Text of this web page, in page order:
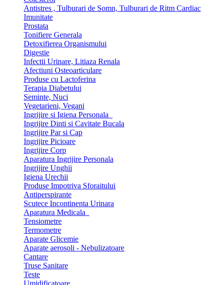
Antistres , Tulburari de Somn, Tulburari de Ritm Cardiac
Imunitate
Prostata
Tonifiere Generala
Detoxifierea Organismului
Digestie
Infectii Urinare, Litiaza Renala
Afectiuni Osteoarticulare
Produse cu Lactoferina
Terapia Diabetului
Seminte, Nuci
Vegetarieni, Vegani
Ingrijire si Igiena Personala
Ingrijire Dinti si Cavitate Bucala
Ingrijire Par si Cap
Ingrijire Picioare
Ingrijire Corp
Aparatura Ingrijire Personala
Ingrijire Unghii
Igiena Urechii
Produse Impotriva Sforaitului
Antiperspirante
Scutece Incontinenta Urinara
Aparatura Medicala
Tensiometre
Termometre
Aparate Glicemie
Aparate aerosoli - Nebulizatoare
Cantare
Truse Sanitare
Teste
Umidificatoare